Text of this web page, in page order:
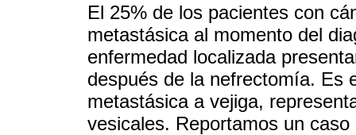
El 25% de los pacientes con
metastásica al momento del
enfermedad localizada
después de la nefrectomía. Es
metastásica a vejiga,
vesicales. Reportamos un